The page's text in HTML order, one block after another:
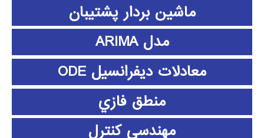
ماشین بردار پشتیبان
مدل ARIMA
معادلات دیفرانسیل ODE
منطق فازي
مهندسی کنترل